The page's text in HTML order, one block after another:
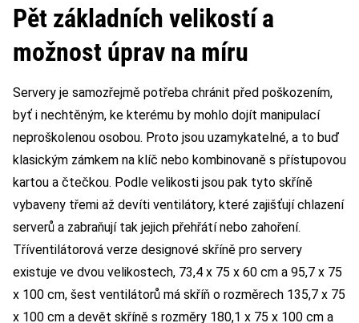
Pět základních velikostí a
možnost úprav na míru
Servery je samozřejmě potřeba chránit před poškozením,
byť i nechtěným, ke kterému by mohlo dojít manipulací
neproškolenou osobou. Proto jsou uzamykatelné, a to buď
klasickým zámkem na klíč nebo kombinovaně s přístupovou
kartou a čtečkou. Podle velikosti jsou pak tyto skříně
vybaveny třemi až devíti ventilátory, které zajišťují chlazení
serverů a zabraňují tak jejich přehřátí nebo zahoření.
Tříventilátorová verze designové skříně pro servery
existuje ve dvou velikostech, 73,4 x 75 x 60 cm a 95,7 x 75
x 100 cm, šest ventilátorů má skříň o rozměrech 135,7 x 75
x 100 cm a devět skříně s rozměry 180,1 x 75 x 100 cm a